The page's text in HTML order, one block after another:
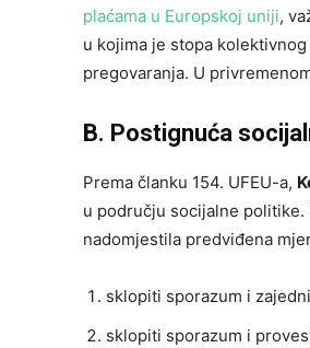
plaćama u Europskoj uniji,
u kojima je stopa
pregovaranja. U
B. Postignuća
Prema članku 154. UFEU-a,
u području socijalne
nadomjestila predviđena
sklopiti sporazum i
sklopiti sporazum i